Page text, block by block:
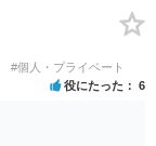
#個人・プライベート
役にたった 6